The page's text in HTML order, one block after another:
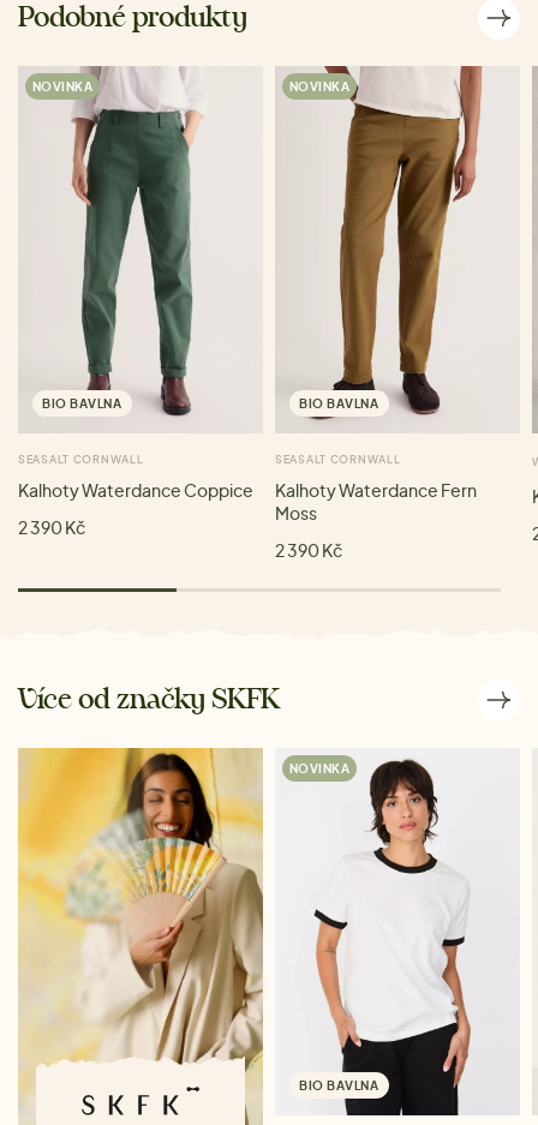
Podobné produkty
NOVINKA
BIO BAVLNA
SEASALT CORNWALL
Kalhoty Waterdance Coppice
2 390 Kč
NOVINKA
BIO BAVLNA
SEASALT CORNWALL
Kalhoty Waterdance Fern
Moss
2 390 Kč
Více od značky SKFK
NOVINKA
BIO BAVLNA